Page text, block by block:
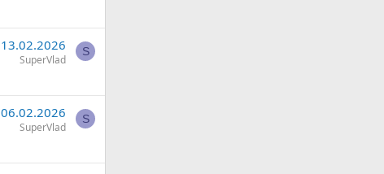
13.02.2026
SuperVlad
S
06.02.2026
SuperVlad
S